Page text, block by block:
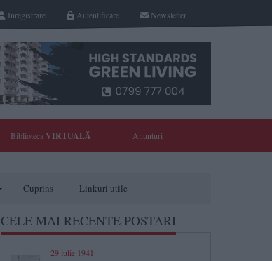
Newsletter
Autentificare
Inregistrare
BibliotecaVIRTUALĂ Anunturi
Cuprins Linkuri utile
CELE MAI RECENTE POSTARI
29 iulie 1941